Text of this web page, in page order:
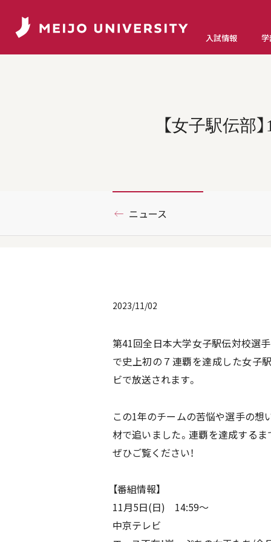
入試情報 学
【女子駅伝部
ニュース
2023/11/02
第41回全日本大学女子駅伝対校選手
で史上初の７連覇を達成した女子
ビで放送されます。
この1年のチームの苦悩や選手の想
材で追いました。連覇を達成する
ぜひご覧ください！
【番組情報】
11月5日(日) 14:59～
中京テレビ